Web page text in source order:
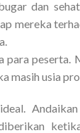
dan
mereka
peserta.
masih usia